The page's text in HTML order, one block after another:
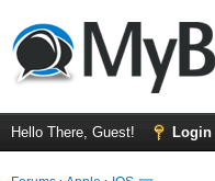
Hello There, Guest! Login